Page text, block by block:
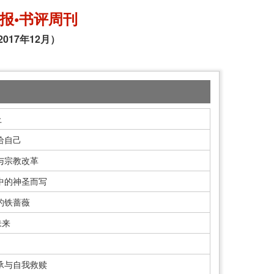
•书评周刊
年12月）
自己
宗教改革
的神圣而写
铁蔷薇
与自我救赎